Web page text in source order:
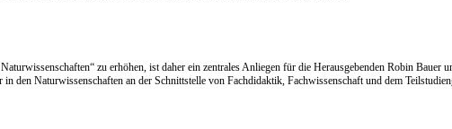
zu erhöhen, ist daher ein zentrales Anliegen für die Herausgebenden Robin Bauer
Naturwissenschaften an der Schnittstelle von Fachdidaktik, Fachwissenschaft und dem